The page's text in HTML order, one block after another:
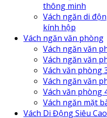
thông minh
Vách ngăn di
kính hộp
Vách ngăn văn phòng
Vách ngăn văn
Vách ngăn văn
Vách văn phòng
Vách ngăn văn
Vách văn phòng
Vách ngăn mặt
Vách Di Động Siêu Cao